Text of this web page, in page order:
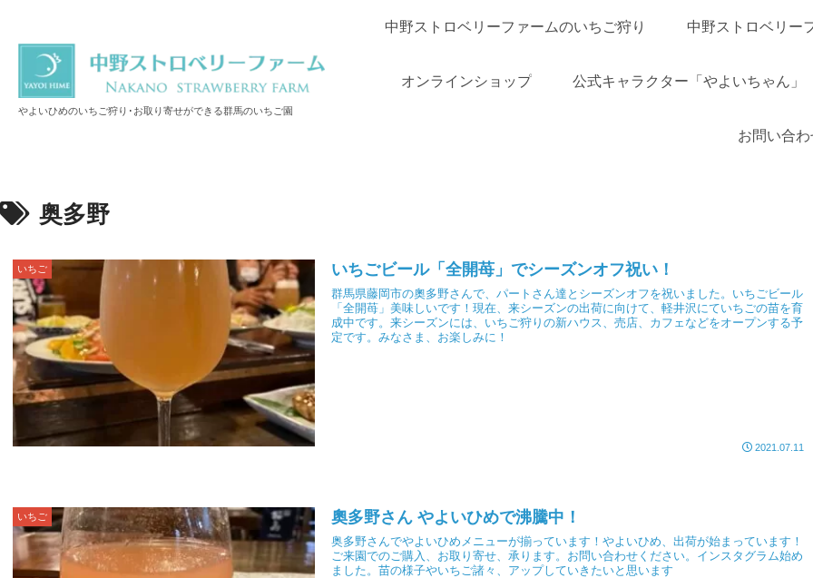
やよいひめのいちご狩り･お取り寄せができる群馬のいちご園
中野ストロベリーファームのいちご狩り 中野ストロベリー
オンラインショップ 公式キャラクター「やよいちゃん」
お問い合わ
奥多野
いちご いちごビール「全開苺」でシーズンオフ祝い！
群馬県藤岡市の奧多野さんで、パートさん達とシーズンオフを祝いました。いちごビール
「全開苺」美味しいです！現在、来シーズンの出荷に向けて、軽井沢にていちごの苗を育
成中です。来シーズンには、いちご狩りの新ハウス、売店、カフェなどをオープンする予
定です。みなさま、お楽しみに！
2021.07.11
いちご 奧多野さん やよいひめで沸騰中！
奥多野さんでやよいひめメニューが揃っています！やよいひめ、出荷が始まっています！
ご来園でのご購入、お取り寄せ、承ります。お問い合わせください。インスタグラム始め
ました。苗の様子やいちご諸々、アップしていきたいと思います